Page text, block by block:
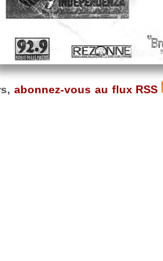
abonnez-vous au flux RSS